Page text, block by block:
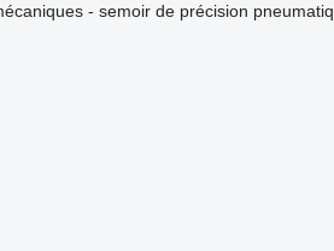
- semoir de précision